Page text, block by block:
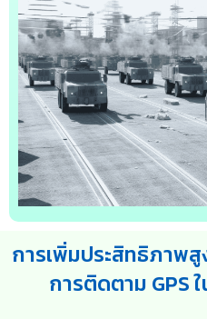
การเพิ่มประสิทธิภาพ
การติดตาม GPS